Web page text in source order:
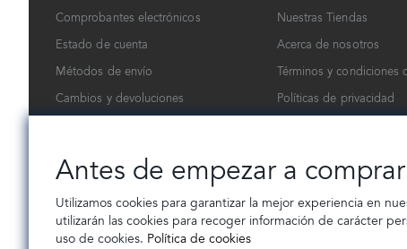
Comprobantes electrónicos
Estado de cuenta
Métodos de envío
Cambios y devoluciones
Nuestras Tiendas
Acerca de nosotros
Términos y condiciones
Políticas de privacidad
Antes de empezar a comprar
Utilizamos cookies para garantizar la mejor experiencia en
utilizarán las cookies para recoger información de carácter
uso de cookies. Política de cookies